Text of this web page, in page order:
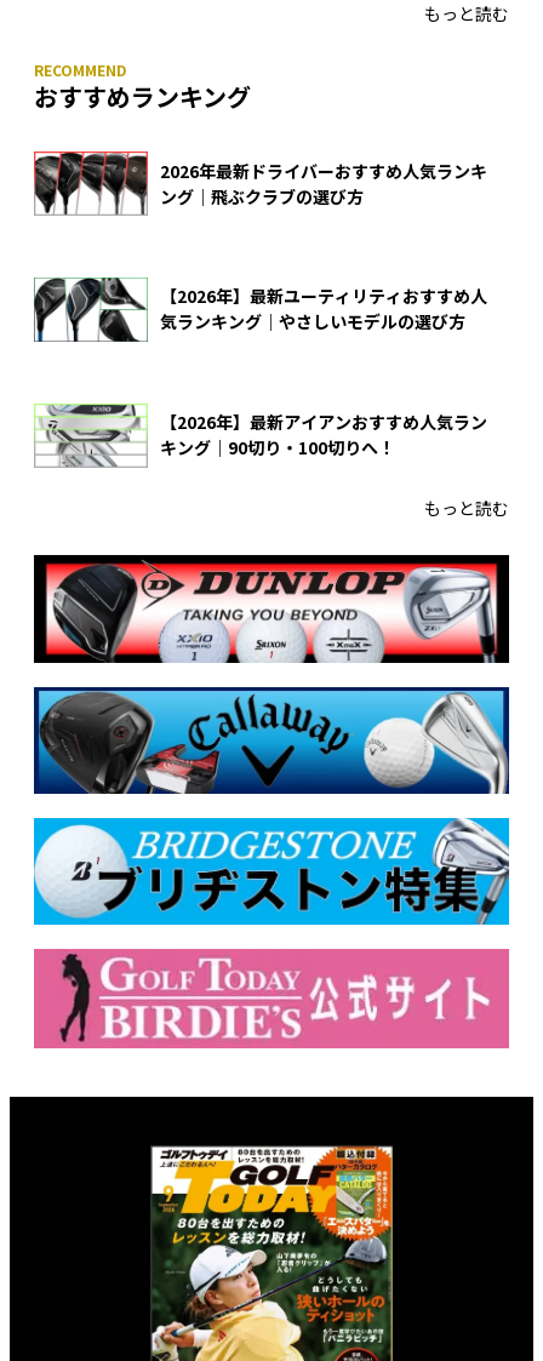
もっと読む
おすすめランキング
2026年最新ドライバーおすすめ人気ランキ
ング｜飛ぶクラブの選び方
【2026年】最新ユーティリティおすすめ人
気ランキング｜やさしいモデルの選び方
【2026年】最新アイアンおすすめ人気ラン
キング｜90切り・100切りへ！
もっと読む